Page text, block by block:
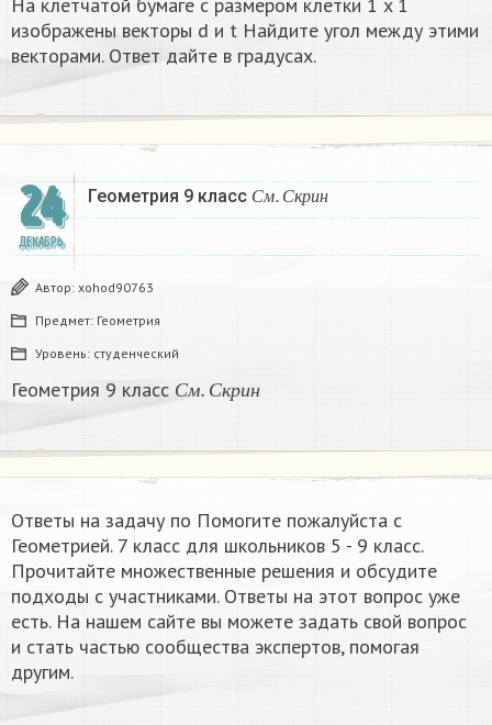
изображены векторы d и t Найдите угол между этими
векторами. Ответ дайте в градусах.
24
ДЕКАБРЬ
Геометрия 9 класс См Скрин
С м. Ск рин
Автор: xohod90763
Предмет: Геометрия
Уровень: студенческий
Геометрия 9 класс См Скр ин
Ответы на задачу по Помогите пожалуйста с
Геометрией. 7 класс для школьников 5 - 9 класс.
Прочитайте множественные решения и обсудите
подходы с участниками. Ответы на этот вопрос уже
есть. На нашем сайте вы можете задать свой вопрос
и стать частью сообщества экспертов, помогая
другим.